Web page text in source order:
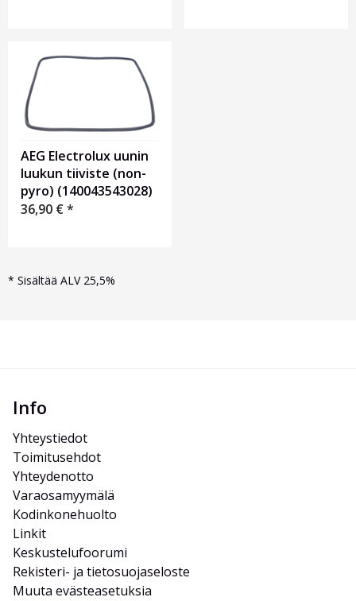
AEG Electrolux uunin
luukun tiiviste (non-
pyro) (140043543028)
36,90 €*
* Sisältää ALV 25,5%
Info
Yhteystiedot
Toimitusehdot
Yhteydenotto
Varaosamyymälä
Kodinkonehuolto
Linkit
Keskustelufoorumi
Rekisteri- ja tietosuojaseloste
Muuta evästeasetuksia